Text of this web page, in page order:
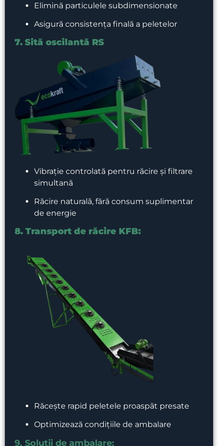
Elimină particulele subdimensionate
Asigură consistența finală a peletelor
7. Sită oscilantă RS
Vibrație controlată pentru răcire și filtrare
simultană
Răcire naturală, fără consum suplimentar
de energie
8. Transport de răcire KFB:
Răcește rapid peletele proaspăt presate
Optimizează condițiile de ambalare
9. Soluții de ambalare: